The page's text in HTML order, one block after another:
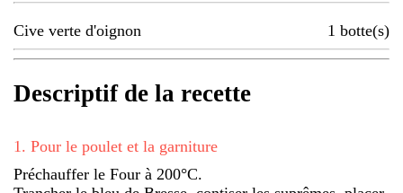
Cive verte d'oignon 1 botte(s)
Descriptif de la recette
1 . Pour le poulet et la garniture
Préchauffer le Four à 200°C.